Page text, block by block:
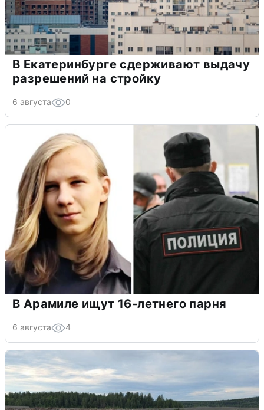
В Екатеринбурге сдерживают выдачу
разрешений на стройку
6 августа 0
В Арамиле ищут 16-летнего парня
6 августа 4